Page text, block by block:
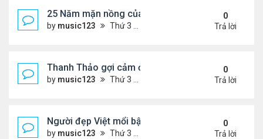
25 Năm mặn nồng của 'Điệp viên 007'
by music123 Thứ 3 Tháng 8 04, 2026 5:57 pm
0
Trả lời
Thanh Thảo gợi cảm ở tuổi 49
by music123 Thứ 3 Tháng 8 04, 2026 5:52 pm
0
Trả lời
Người đẹp Việt mổi bật giữa dàn sao châu Á
by music123 Thứ 3 Tháng 8 04, 2026 5:45 pm
0
Trả lời